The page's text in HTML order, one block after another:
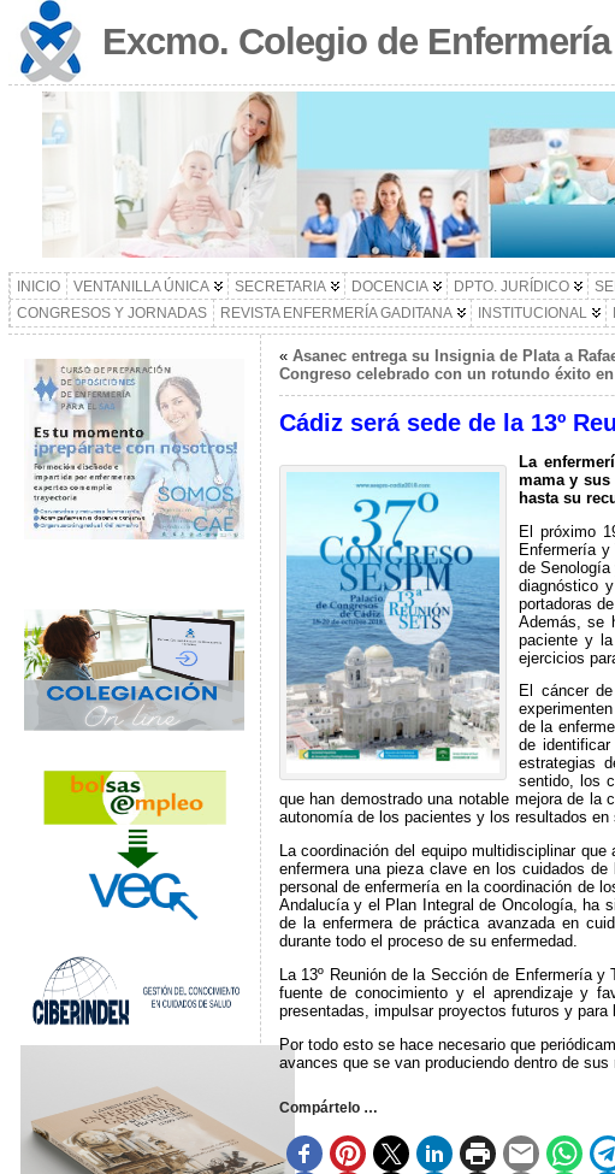
Excmo. Colegio de
INICIO VENTANILLA ÚNICA SECRETARIA DOCENCIA DPTO. JURÍDICO
CONGRESOS Y JORNADAS
REVISTA ENFERMERÍA GADITANA INSTITUCIONAL
« Asanec entrega su Insignia de Plata a
Congreso celebrado con un rotundo éxito
Cádiz será sede de la 13º
La
mama y
hasta su
El próximo
Enfermería
de
diagnóstico
portadoras
Además, se
paciente y
ejercicios
El cáncer
de la
de
estrategias
sentido, los
que han demostrado una notable mejora de la
autonomía de los pacientes y los resultados en
La coordinación del equipo multidisciplinar
enfermera una pieza clave en los cuidados
personal de enfermería en la coordinación de
Andalucía y el Plan Integral de Oncología, ha
de la enfermera de práctica avanzada en
durante todo el proceso de su enfermedad.
La 13º Reunión de la Sección de Enfermería
fuente de conocimiento y el aprendizaje y
presentadas, impulsar proyectos futuros y
Por todo esto se hace necesario que
avances que se van produciendo dentro de sus
Compártelo …